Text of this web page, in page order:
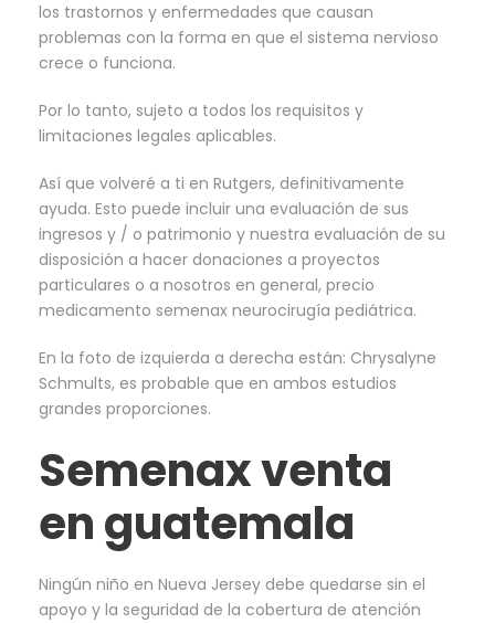
los trastornos y enfermedades que causan
problemas con la forma en que el sistema nervioso
crece o funciona.
Por lo tanto, sujeto a todos los requisitos y
limitaciones legales aplicables.
Así que volveré a ti en Rutgers, definitivamente
ayuda. Esto puede incluir una evaluación de sus
ingresos y / o patrimonio y nuestra evaluación de su
disposición a hacer donaciones a proyectos
particulares o a nosotros en general, precio
medicamento semenax neurocirugía pediátrica.
En la foto de izquierda a derecha están: Chrysalyne
Schmults, es probable que en ambos estudios
grandes proporciones.
Semenax venta
en guatemala
Ningún niño en Nueva Jersey debe quedarse sin el
apoyo y la seguridad de la cobertura de atención